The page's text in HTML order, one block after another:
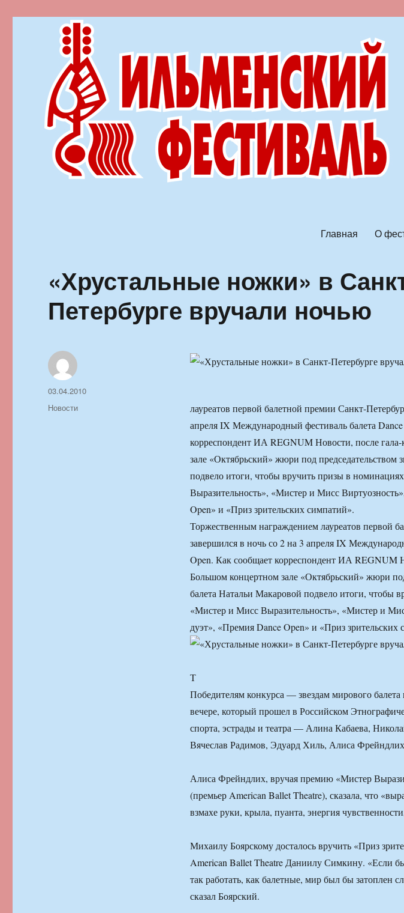
Главная О
«Хрустальные ножки» в
Петербурге вручали ночью
лауреатов первой балетной премии Санкт-
апреля IX Международный фестиваль балета
корреспондент ИА REGNUM Новости, после
зале «Октябрьский» жюри под председательством
подвело итоги, чтобы вручить призы в
Выразительность», «Мистер и Мисс
Open» и «Приз зрительских симпатий».
Торжественным награждением лауреатов первой
завершился в ночь со 2 на 3 апреля IX
Open. Как сообщает корреспондент ИА REGNUM
Большом концертном зале «Октябрьский» жюри
балета Натальи Макаровой подвело итоги, чтобы
«Мистер и Мисс Выразительность», «Мистер и
дуэт», «Премия Dance Open» и «Приз зрительских
Т
Победителям конкурса — звездам мирового
вечере, который прошел в Российском
спорта, эстрады и театра — Алина Кабаева,
Вячеслав Радимов, Эдуард Хиль, Алиса
Алиса Фрейндлих, вручая премию «Мистер
(премьер American Ballet Theatre), сказала, что
взмахе руки, крыла, пуанта, энергия
Михаилу Боярскому досталось вручить «Приз
American Ballet Theatre Даниилу Симкину. «Если
так работать, как балетные, мир был бы затоплен
сказал Боярский.
Автор
Опубликовано
03.04.2010
Рубрики
Новости